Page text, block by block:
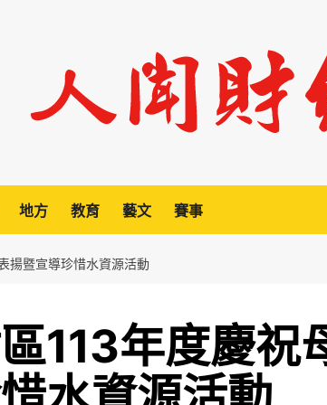
地方 教育 藝文 賽事
揚暨宣導珍惜水資源活動
113年度慶祝